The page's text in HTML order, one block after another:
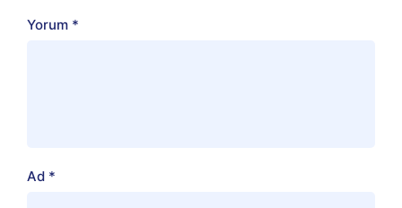
Yorum *
Ad *